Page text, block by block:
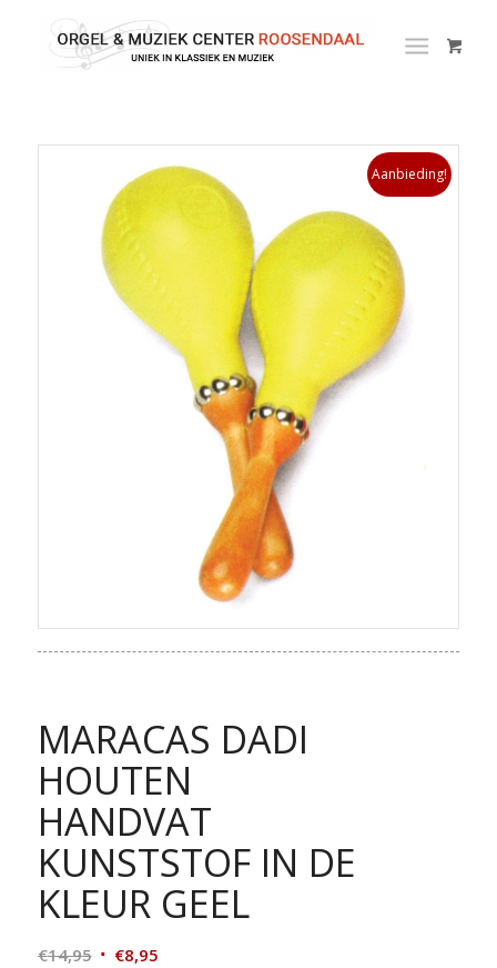
Aanbieding!
MARACAS DADI
HOUTEN
HANDVAT
KUNSTSTOF IN DE
KLEUR GEEL
€14,95 Oorspronkelijke
€8,95Huidige